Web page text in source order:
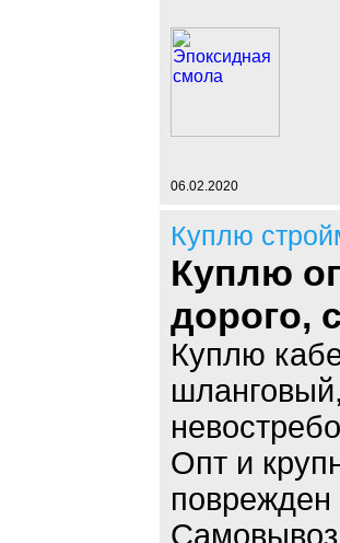
06.02.2020
Куплю
Куплю
дорого,
Куплю
Опт и
поврежден